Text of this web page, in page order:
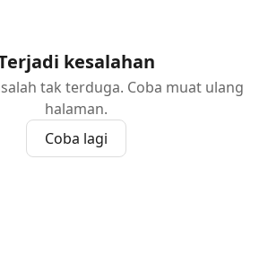
kesalahan
tak terduga. Coba muat ulang
halaman.
Coba lagi